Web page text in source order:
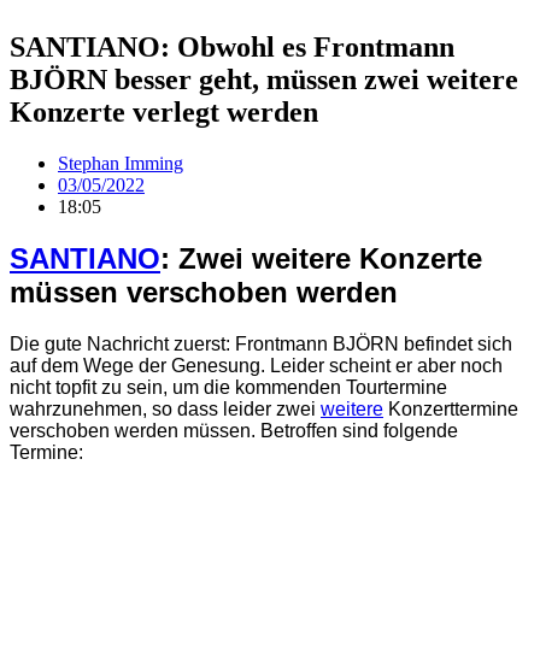
SANTIANO: Obwohl es Frontmann
BJÖRN besser geht, müssen zwei weitere
Konzerte verlegt werden
Stephan Imming
03/05/2022
18:05
SANTIANO: Zwei weitere Konzerte
müssen verschoben werden
Die gute Nachricht zuerst: Frontmann BJÖRN befindet sich
auf dem Wege der Genesung. Leider scheint er aber noch
nicht topfit zu sein, um die kommenden Tourtermine
wahrzunehmen, so dass leider zwei weitere Konzerttermine
verschoben werden müssen. Betroffen sind folgende
Termine: